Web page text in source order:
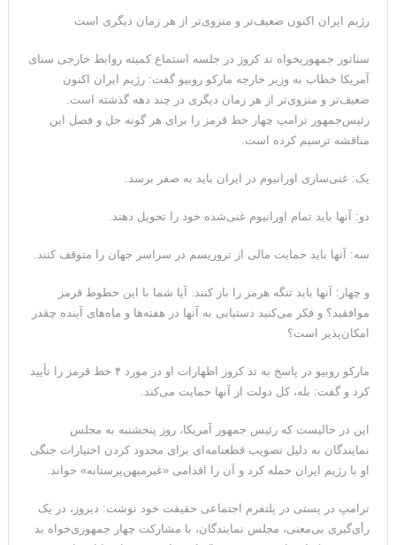
رژیم ایران اکنون ضعیف‌تر و منزوی‌تر از هر زمان دیگری است
سناتور جمهوریخواه تد کروز در جلسه استماع کمیته روابط خارجی سنای
آمریکا خطاب به وزیر خارجه مارکو روبیو گفت: رژیم ایران اکنون
ضعیف‌تر و منزوی‌تر از هر زمان دیگری در چند دهه گذشته است.
رئیس‌جمهور ترامپ چهار خط قرمز را برای هر گونه حل و فصل این
مناقشه ترسیم کرده است.
یک: غنی‌سازی اورانیوم در ایران باید به صفر برسد.
دو: آنها باید تمام اورانیوم غنی‌شده خود را تحویل دهند.
سه: آنها باید حمایت مالی از تروریسم در سراسر جهان را متوقف کنند.
و چهار: آنها باید تنگه هرمز را باز کنند. آیا شما با این خطوط قرمز
موافقید؟ و فکر می‌کنید دستیابی به آنها در هفته‌ها و ماه‌های آینده چقدر
امکان‌پذیر است؟
مارکو روبیو در پاسخ به تد کروز اظهارات او در مورد ۴ خط قرمز را تأیید
کرد و گفت: بله، کل دولت از آنها حمایت می‌کند.
این در حالیست که رئیس جمهور آمریکا، روز پنجشنبه به مجلس
نمایندگان به دلیل تصویب قطعنامه‌ای برای محدود کردن اختیارات جنگی
او با رژیم ایران حمله کرد و آن را اقدامی «غیرمیهن‌پرستانه» خواند.
ترامپ در پستی در پلتفرم اجتماعی حقیقت خود نوشت: دیروز، در یک
رأی‌گیری بی‌معنی، مجلس نمایندگان، با مشارکت چهار جمهوری‌خواه بد